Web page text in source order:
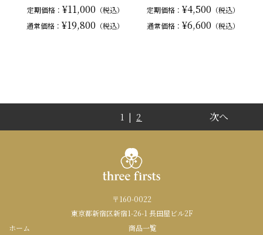
定期価格：¥11,000 （税込）
通常価格：¥19,800 （税込）
定期価格： ¥4,500 （税込）
通常価格： ¥6,600 （税込）
1 | 2 次へ
〒160-0022
東京都新宿区新宿1-26-1 長田屋ビル2F
ホーム
商品一覧